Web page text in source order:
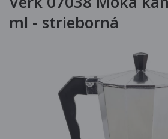
ml - strieborná